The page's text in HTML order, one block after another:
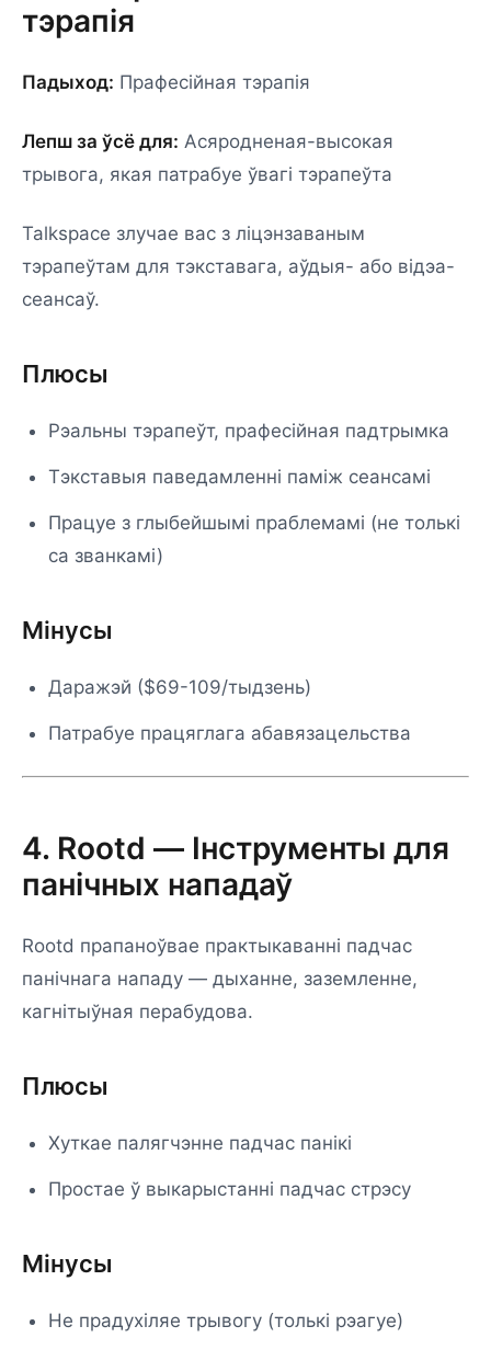
тэрапія
Падыход: Прафесійная тэрапія
Лепш за ўсё для: Асяродненая-высокая
трывога, якая патрабуе ўвагі тэрапеўта
Talkspace злучае вас з ліцэнзаваным
тэрапеўтам для тэкставага, аўдыя- або відэа-
сеансаў.
Плюсы
Рэальны тэрапеўт, прафесійная падтрымка
Тэкставыя паведамленні паміж сеансамі
Працуе з глыбейшымі праблемамі (не толькі
са званкамі)
Мінусы
Даражэй ($69-109/тыдзень)
Патрабуе працяглага абавязацельства
4. Rootd — Інструменты для
панічных нападаў
Rootd прапаноўвае практыкаванні падчас
панічнага нападу — дыханне, заземленне,
кагнітыўная перабудова.
Плюсы
Хуткае палягчэнне падчас панікі
Простае ў выкарыстанні падчас стрэсу
Мінусы
Не прадухіляе трывогу (толькі рэагуе)